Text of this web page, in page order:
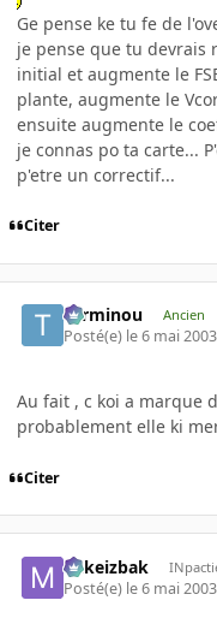
Ge pense ke tu fe de
je pense que tu devrais
initial et augmente le
plante, augmente le
ensuite augmente le
je connas po ta carte...
p'etre un correctif...
Citer
Terminou Ancien
Posté(e) le 6 mai 2003
Au fait , c koi a marque
probablement elle ki
Citer
Mikeizbak
Posté(e) le 6 mai 2003